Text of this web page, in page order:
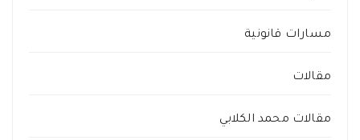
مسارات قانونية
مقالات
مقالات محمد الكلابي